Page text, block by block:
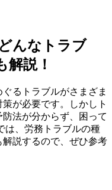
んなトラブ
解説！
るトラブルがさまざま
が必要です。しかしト
法が分からず、困って
は、労務トラブルの種
説するので、ぜひ参考